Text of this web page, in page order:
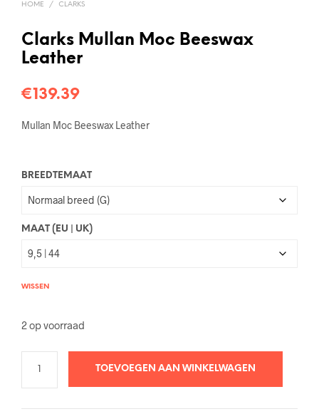
HOME / CLARKS
Clarks Mullan Moc Beeswax
Leather
€139.39
Mullan Moc Beeswax Leather
BREEDTEMAAT
MAAT (EU | UK)
WISSEN
2 op voorraad
TOEVOEGEN AAN WINKELWAGEN